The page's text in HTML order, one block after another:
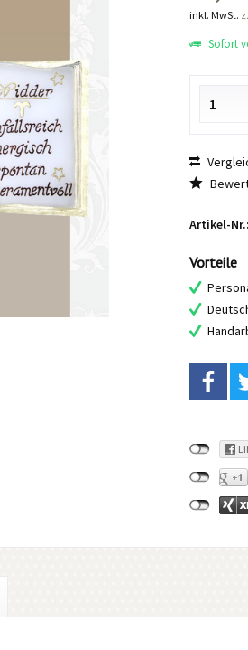
inkl. MwSt.
Sofort
Artikel-Nr.:
Vorteile